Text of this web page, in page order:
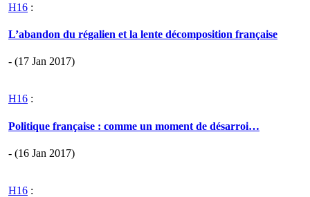
H16 :
L’abandon du régalien et la lente décomposition française
- (17 Jan 2017)
H16 :
Politique française : comme un moment de désarroi…
- (16 Jan 2017)
H16 :